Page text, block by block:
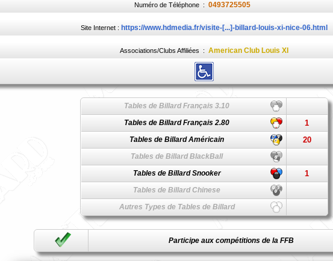
Numéro de Téléphone : 0493725505
Site Internet : https://www.hdmedia.fr/visite-[...]-billard-louis-xi-nice-06.html
Associations/Clubs Affiliées : American Club Louis XI
Tables de Billard Français 3.10
Tables de Billard Français 2.80
1
Tables de Billard Américain 20
Tables de Billard BlackBall
Tables de Billard Snooker
1
Tables de Billard Chinese
Autres Types de Tables de Billard
Participe aux compétitions de la FFB